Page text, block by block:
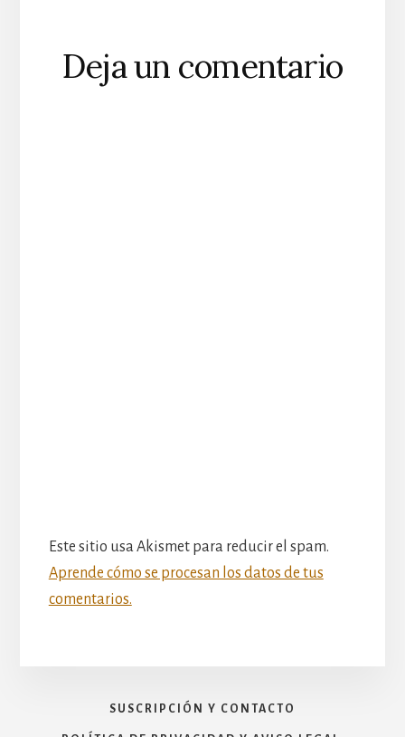
Interacciones
con
Deja un comentario
Este sitio usa Akismet para reducir el spam.
Aprende cómo se procesan los datos de tus
comentarios.
SUSCRIPCIÓN Y CONTACTO